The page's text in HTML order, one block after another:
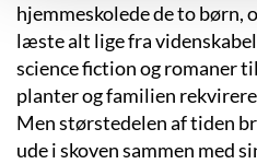
hjemmeskolede de to børn,
læste alt lige fra
science fiction og romaner
planter og familien
Men størstedelen af tiden
ude i skoven sammen med